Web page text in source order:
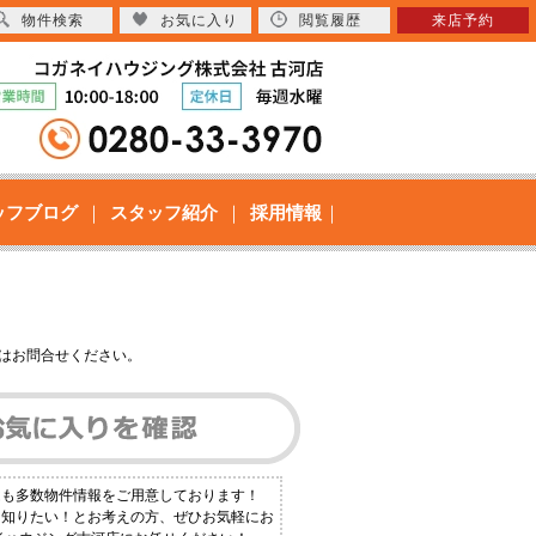
フブログ スタッフ紹介 採用情報
お問合せください。
多数物件情報をご用意しております！
りたい！とお考えの方、ぜひお気軽にお
物件検索 お気に入り 閲覧履歴 来店予約